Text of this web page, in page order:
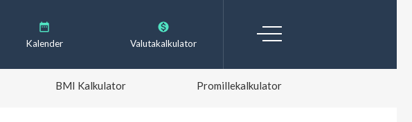
Kalender Valutakalkulator
BMI Kalkulator Promillekalkulator